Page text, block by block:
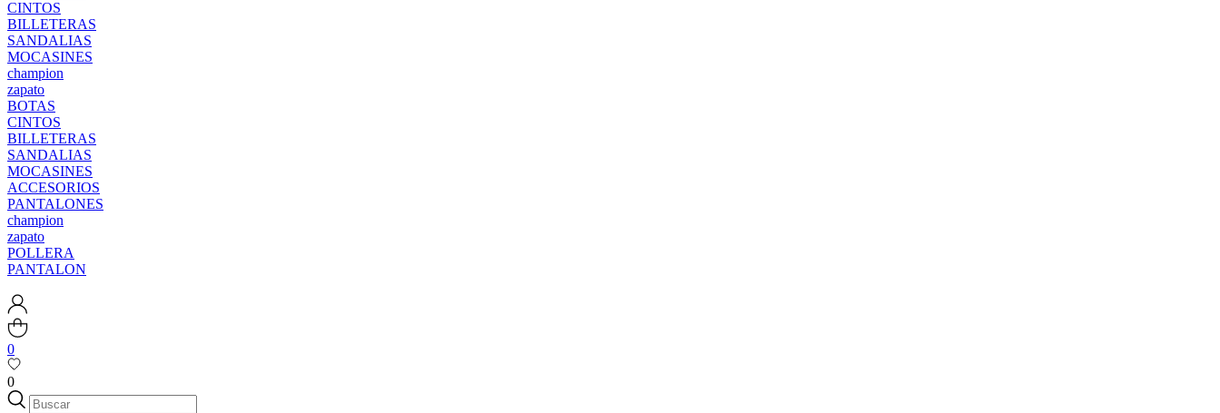
CINTOS
BILLETERAS
SANDALIAS
MOCASINES
champion
zapato
BOTAS
CINTOS
BILLETERAS
SANDALIAS
MOCASINES
ACCESORIOS
PANTALONES
champion
zapato
POLLERA
PANTALON
0
0